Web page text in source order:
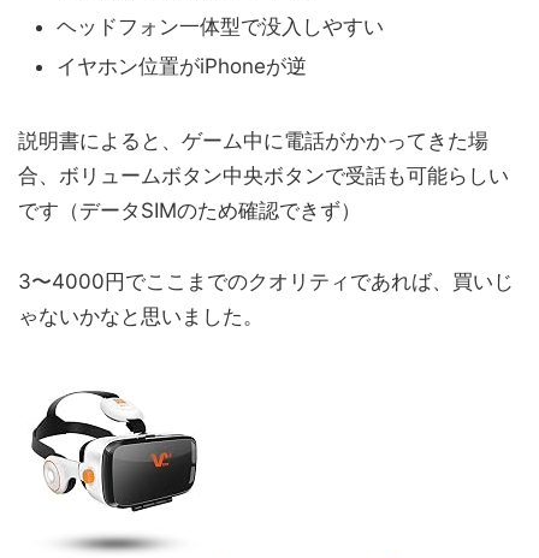
ヘッドフォン一体型で没入しやすい
イヤホン位置がiPhoneが逆
説明書によると、ゲーム中に電話がかかってきた場
合、ボリュームボタン中央ボタンで受話も可能らしい
です（データSIMのため確認できず）
3〜4000円でここまでのクオリティであれば、買いじ
ゃないかなと思いました。